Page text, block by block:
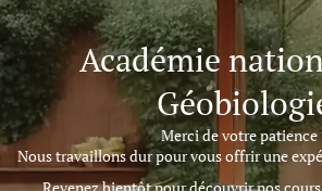
Académie
Merci de votre patience
Nous travaillons dur pour vous offrir une
Revenez bientôt pour découvrir nos